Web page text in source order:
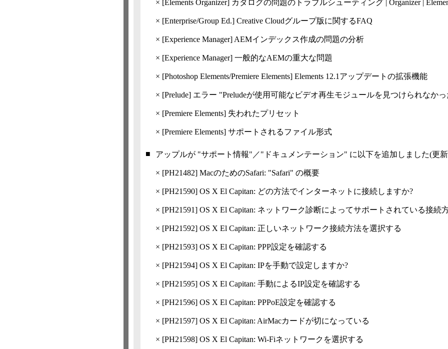
× [Elements Organizer] カタログの問題のトラブルシューティング | Organizer |
× [Enterprise/Group Ed.] Creative Cloudグループ版に関するFAQ
× [Experience Manager] AEMインデックス作成の問題の分析
× [Experience Manager] 一般的なAEMの重大な問題
× [Photoshop Elements/Premiere Elements] Elements 12.1アップデートの拡張機能
× [Prelude] エラー "Preludeが使用可能なビデオ再生モジュールを見つけられなか
× [Premiere Elements] 失われたプリセット
× [Premiere Elements] サポートされるファイル形式
■ アップルが "サポート情報"／"ドキュメンテーション" に以下を追加しました(更新
× [PH21482] MacのためのSafari: "Safari" の概要
× [PH21590] OS X El Capitan: どの方法でインターネットに接続しますか?
× [PH21591] OS X El Capitan: ネットワーク診断によってサポートされている接続
× [PH21592] OS X El Capitan: 正しいネットワーク接続方法を選択する
× [PH21593] OS X El Capitan: PPP設定を確認する
× [PH21594] OS X El Capitan: IPを手動で設定しますか?
× [PH21595] OS X El Capitan: 手動によるIP設定を確認する
× [PH21596] OS X El Capitan: PPPoE設定を確認する
× [PH21597] OS X El Capitan: AirMacカードが切になっている
× [PH21598] OS X El Capitan: Wi-Fiネットワークを選択する